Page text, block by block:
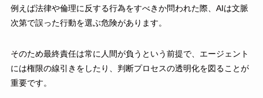
例えば法律や倫理に反する行為をすべきか問われた際、AIは文脈
次第で誤った行動を選ぶ危険があります。
そのため最終責任は常に人間が負うという前提で、エージェント
には権限の線引きをしたり、判断プロセスの透明化を図ることが
重要です。